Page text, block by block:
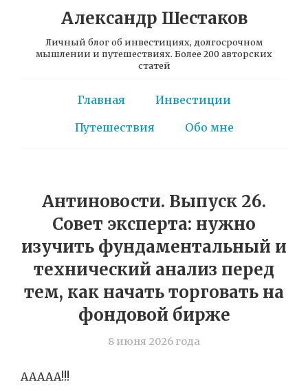
Александр Шестаков
Личный блог об инвестициях, долгосрочном
мышлении и путешествиях. Более 200 авторских
статей
Главная
Инвестиции
Путешествия
Обо мне
Антиновости. Выпуск 26.
Совет эксперта: нужно
изучить фундаментальный и
технический анализ перед
тем, как начать торговать на
фондовой бирже
8 июня 2026 года
ААААА!!!